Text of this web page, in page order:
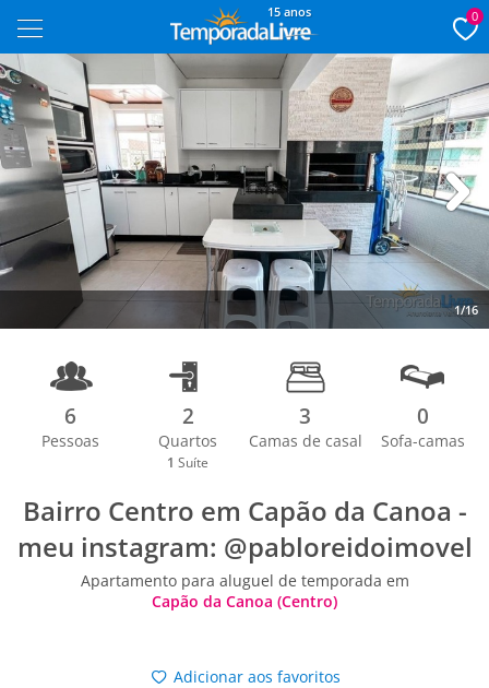
15 anos 0
1/16
6
Pessoas
2
Quartos
1 Suíte
3
Camas de casal
0
Sofa-camas
Bairro Centro em Capão da Canoa -
meu instagram: @pabloreidoimovel
Apartamento para aluguel de temporada em
Capão da Canoa (Centro)
Adicionar aos favoritos